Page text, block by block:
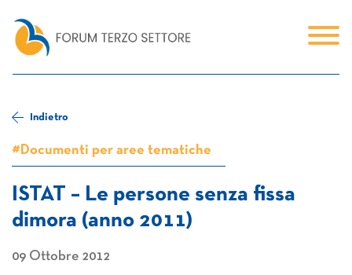
Indietro
#Documenti per aree tematiche
ISTAT – Le persone senza fissa
dimora (anno 2011)
09 Ottobre 2012